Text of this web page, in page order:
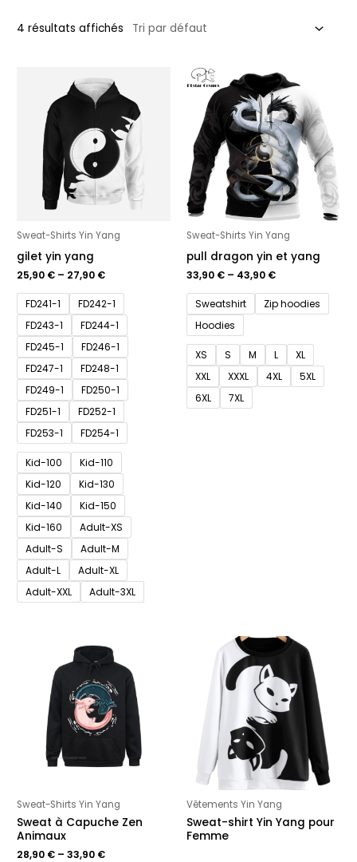
4 résultats affichés
Sweat-Shirts Yin Yang
gilet yin yang
25,90 € – 27,90 €
FD241-1
FD242-1
FD243-1
FD244-1
FD245-1
FD246-1
FD247-1
FD248-1
FD249-1
FD250-1
FD251-1
FD252-1
FD253-1
FD254-1
Kid-100
Kid-110
Kid-120
Kid-130
Kid-140
Kid-150
Kid-160
Adult-XS
Adult-S
Adult-M
Adult-L
Adult-XL
Adult-XXL
Adult-3XL
Sweat-Shirts Yin Yang
pull dragon yin et yang
33,90 € – 43,90 €
Sweatshirt
Zip hoodies
Hoodies
XS S M L
XL
XXL
XXXL 4XL
5XL
6XL
7XL
Sweat-Shirts Yin Yang
Sweat à Capuche Zen
Animaux
28,90 € –33,90 €
Vêtements Yin Yang
Sweat-shirt Yin Yang pour
Femme